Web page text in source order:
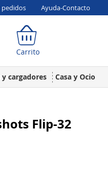
pedidos Ayuda-Contacto
Carrito
cargadores Casa y Ocio
Flip-32
Carrito